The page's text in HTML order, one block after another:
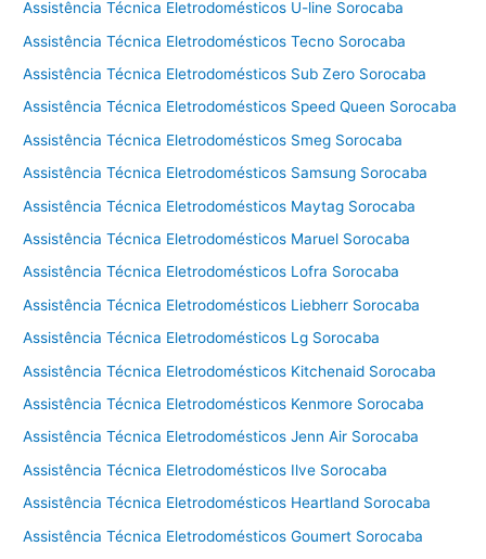
Assistência Técnica Eletrodomésticos U-line Sorocaba
Assistência Técnica Eletrodomésticos Tecno Sorocaba
Assistência Técnica Eletrodomésticos Sub Zero Sorocaba
Assistência Técnica Eletrodomésticos Speed Queen Sorocaba
Assistência Técnica Eletrodomésticos Smeg Sorocaba
Assistência Técnica Eletrodomésticos Samsung Sorocaba
Assistência Técnica Eletrodomésticos Maytag Sorocaba
Assistência Técnica Eletrodomésticos Maruel Sorocaba
Assistência Técnica Eletrodomésticos Lofra Sorocaba
Assistência Técnica Eletrodomésticos Liebherr Sorocaba
Assistência Técnica Eletrodomésticos Lg Sorocaba
Assistência Técnica Eletrodomésticos Kitchenaid Sorocaba
Assistência Técnica Eletrodomésticos Kenmore Sorocaba
Assistência Técnica Eletrodomésticos Jenn Air Sorocaba
Assistência Técnica Eletrodomésticos Ilve Sorocaba
Assistência Técnica Eletrodomésticos Heartland Sorocaba
Assistência Técnica Eletrodomésticos Goumert Sorocaba